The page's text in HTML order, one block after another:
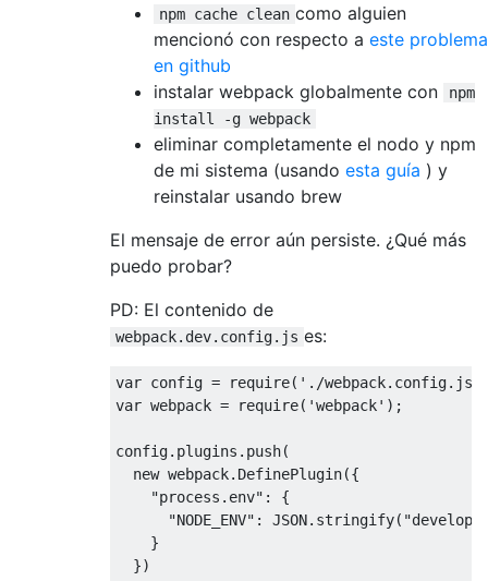
npm cache clean como alguien
mencionó con respecto a este problema
en github
instalar webpack globalmente con
npm
install -g webpack
eliminar completamente el nodo y npm
de mi sistema (usando esta guía ) y
reinstalar usando brew
El mensaje de error aún persiste. ¿Qué más
puedo probar?
PD: El contenido de
webpack.dev.config.js es:
var config = require( './webpack.config.js'
var webpack = require( 'webpack' );
config. plugins . push(
new webpack. DefinePlugin({
"process.env" :
{
"NODE_ENV" : JSON. stringify(
}
})